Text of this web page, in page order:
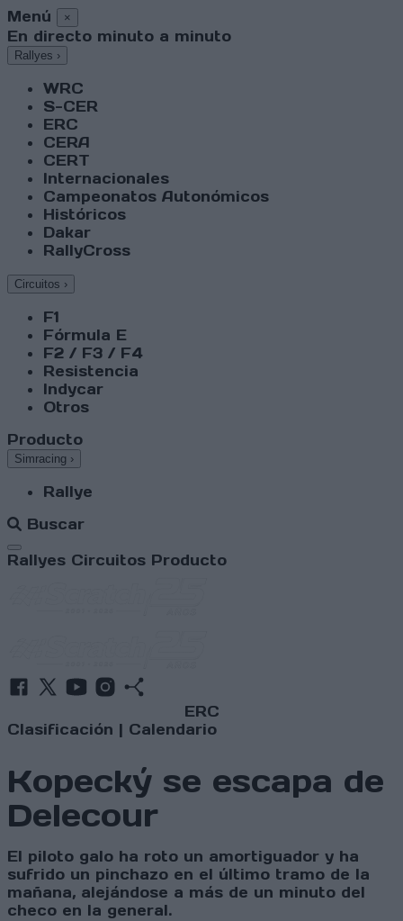
Menú ×
En directo minuto a minuto
Rallyes ›
WRC
S-CER
ERC
CERA
CERT
Internacionales
Campeonatos Autonómicos
Históricos
Dakar
RallyCross
Circuitos ›
F1
Fórmula E
F2 / F3 / F4
Resistencia
Indycar
Otros
Producto
Simracing ›
Rallye
Buscar
Abrir menú
Rallyes Circuitos Producto
ERC
Clasificación | Calendario
Kopecký se escapa de
Delecour
El piloto galo ha roto un amortiguador y ha
sufrido un pinchazo en el último tramo de la
mañana, alejándose a más de un minuto del
checo en la general.